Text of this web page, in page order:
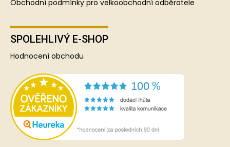
Obchodní podmínky pro velkoobchodní odběratele
SPOLEHLIVÝ E-SHOP
Hodnocení obchodu